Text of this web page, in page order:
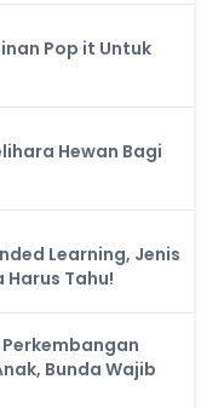
Pop it Untuk
Hewan Bagi
Learning, Jenis
Tahu!
Bunda Wajib